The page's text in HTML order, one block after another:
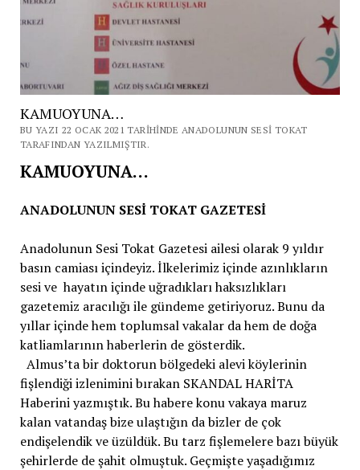
KAMUOYUNA…
BU YAZI 22 OCAK 2021 TARIHINDE ANADOLUNUN SESI TOKAT
TARAFINDAN YAZILMIŞTIR.
KAMUOYUNA…
ANADOLUNUN SESİ TOKAT GAZETESİ
Anadolunun Sesi Tokat Gazetesi ailesi olarak 9 yıldır
basın camiası içindeyiz. İlkelerimiz içinde azınlıkların
sesi ve hayatın içinde uğradıkları haksızlıkları
gazetemiz aracılığı ile gündeme getiriyoruz. Bunu da
yıllar içinde hem toplumsal vakalar da hem de doğa
katliamlarının haberlerin de gösterdik.
Almus’ta bir doktorun bölgedeki alevi köylerinin
fişlendiği izlenimini bırakan SKANDAL HARİTA
Haberini yazmıştık. Bu habere konu vakaya maruz
kalan vatandaş bize ulaştığın da bizler de çok
endişelendik ve üzüldük. Bu tarz fişlemelere bazı büyük
şehirlerde de şahit olmuştuk. Geçmişte yaşadığımız